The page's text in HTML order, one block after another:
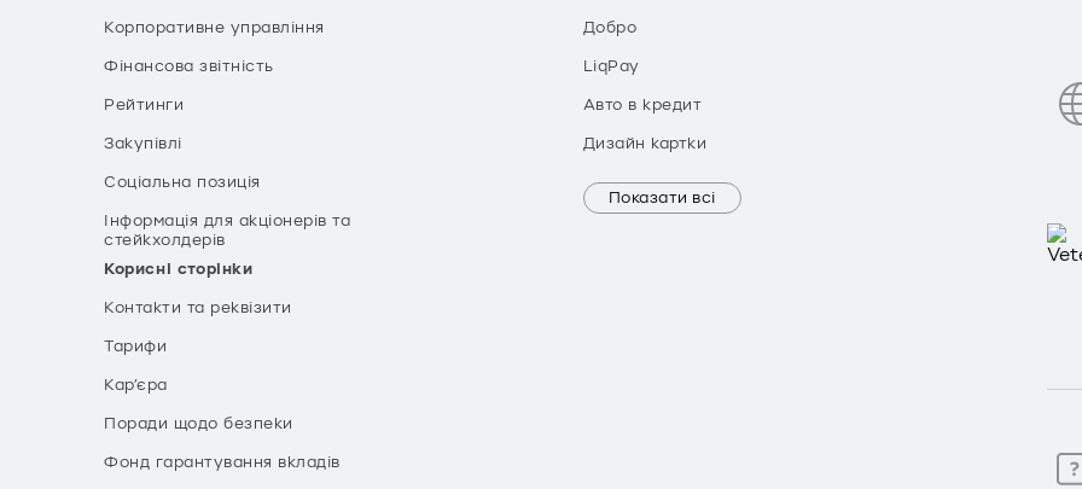
Корпоративне управління
Фінансова звітність
Рейтинги
Закупівлі
Соціальна позиція
Інформація для акціонерів та
стейкхолдерів
Корисні сторінки
Контакти та реквізити
Тарифи
Кар’єра
Поради щодо безпеки
Фонд гарантування вкладів
Добро
LiqPay
Авто в кредит
Дизайн картки
Показати всі